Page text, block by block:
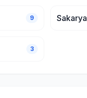
9 Sakarya
3